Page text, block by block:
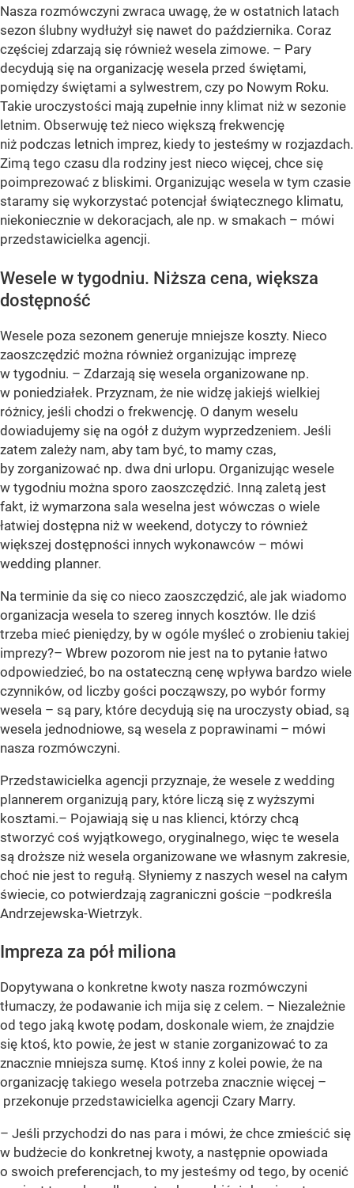
Nasza rozmówczyni zwraca uwagę, że w ostatnich latach
sezon ślubny wydłużył się nawet do października. Coraz
częściej zdarzają się również wesela zimowe. – Pary
decydują się na organizację wesela przed świętami,
pomiędzy świętami a sylwestrem, czy po Nowym Roku.
Takie uroczystości mają zupełnie inny klimat niż w sezonie
letnim. Obserwuję też nieco większą frekwencję
niż podczas letnich imprez, kiedy to jesteśmy w rozjazdach.
Zimą tego czasu dla rodziny jest nieco więcej, chce się
poimprezować z bliskimi. Organizując wesela w tym czasie
staramy się wykorzystać potencjał świątecznego klimatu,
niekoniecznie w dekoracjach, ale np. w smakach – mówi
przedstawicielka agencji.
Wesele w tygodniu. Niższa cena, większa
dostępność
Wesele poza sezonem generuje mniejsze koszty. Nieco
zaoszczędzić można również organizując imprezę
w tygodniu. – Zdarzają się wesela organizowane np.
w poniedziałek. Przyznam, że nie widzę jakiejś wielkiej
różnicy, jeśli chodzi o frekwencję. O danym weselu
dowiadujemy się na ogół z dużym wyprzedzeniem. Jeśli
zatem zależy nam, aby tam być, to mamy czas,
by zorganizować np. dwa dni urlopu. Organizując wesele
w tygodniu można sporo zaoszczędzić. Inną zaletą jest
fakt, iż wymarzona sala weselna jest wówczas o wiele
łatwiej dostępna niż w weekend, dotyczy to również
większej dostępności innych wykonawców – mówi
wedding planner.
Na terminie da się co nieco zaoszczędzić, ale jak wiadomo
organizacja wesela to szereg innych kosztów. Ile dziś
trzeba mieć pieniędzy, by w ogóle myśleć o zrobieniu takiej
imprezy?– Wbrew pozorom nie jest na to pytanie łatwo
odpowiedzieć, bo na ostateczną cenę wpływa bardzo wiele
czynników, od liczby gości począwszy, po wybór formy
wesela – są pary, które decydują się na uroczysty obiad, są
wesela jednodniowe, są wesela z poprawinami – mówi
nasza rozmówczyni.
Przedstawicielka agencji przyznaje, że wesele z wedding
plannerem organizują pary, które liczą się z wyższymi
kosztami.– Pojawiają się u nas klienci, którzy chcą
stworzyć coś wyjątkowego, oryginalnego, więc te wesela
są droższe niż wesela organizowane we własnym zakresie,
choć nie jest to regułą. Słyniemy z naszych wesel na całym
świecie, co potwierdzają zagraniczni goście –podkreśla
Andrzejewska-Wietrzyk.
Impreza za pół miliona
Dopytywana o konkretne kwoty nasza rozmówczyni
tłumaczy, że podawanie ich mija się z celem. – Niezależnie
od tego jaką kwotę podam, doskonale wiem, że znajdzie
się ktoś, kto powie, że jest w stanie zorganizować to za
znacznie mniejsza sumę. Ktoś inny z kolei powie, że na
organizację takiego wesela potrzeba znacznie więcej –
przekonuje przedstawicielka agencji Czary Marry.
– Jeśli przychodzi do nas para i mówi, że chce zmieścić się
w budżecie do konkretnej kwoty, a następnie opowiada
o swoich preferencjach, to my jesteśmy od tego, by ocenić